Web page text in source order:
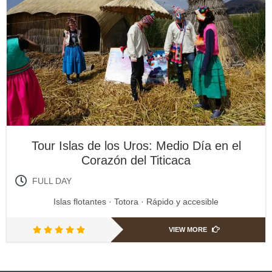
Tour Islas de los Uros: Medio Día en el
Corazón del Titicaca
FULL DAY
Islas flotantes · Totora · Rápido y accesible
VIEW MORE